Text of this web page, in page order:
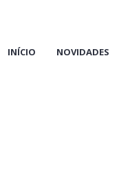
INÍCIO NOVIDADES